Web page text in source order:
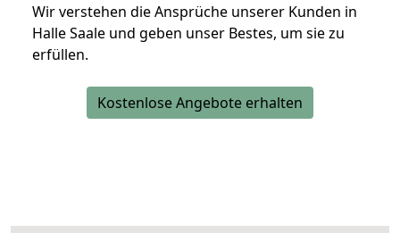
Wir verstehen die Ansprüche unserer Kunden in
Halle Saale und geben unser Bestes, um sie zu
erfüllen.
Kostenlose Angebote erhalten